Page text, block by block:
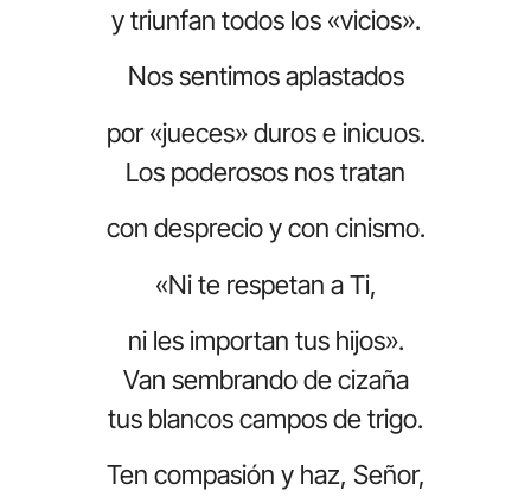
y triunfan todos los «vicios».
Nos sentimos aplastados
por «jueces» duros e inicuos.
Los poderosos nos tratan
con desprecio y con cinismo.
«Ni te respetan a Ti,
ni les importan tus hijos».
Van sembrando de cizaña
tus blancos campos de trigo.
Ten compasión y haz, Señor,